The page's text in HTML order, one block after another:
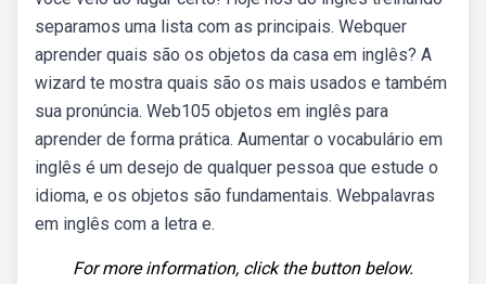
separamos uma lista com as principais. Webquer
aprender quais são os objetos da casa em inglês? A
wizard te mostra quais são os mais usados e também
sua pronúncia. Web105 objetos em inglês para
aprender de forma prática. Aumentar o vocabulário em
inglês é um desejo de qualquer pessoa que estude o
idioma, e os objetos são fundamentais. Webpalavras
em inglês com a letra e.
For more information, click the button below.